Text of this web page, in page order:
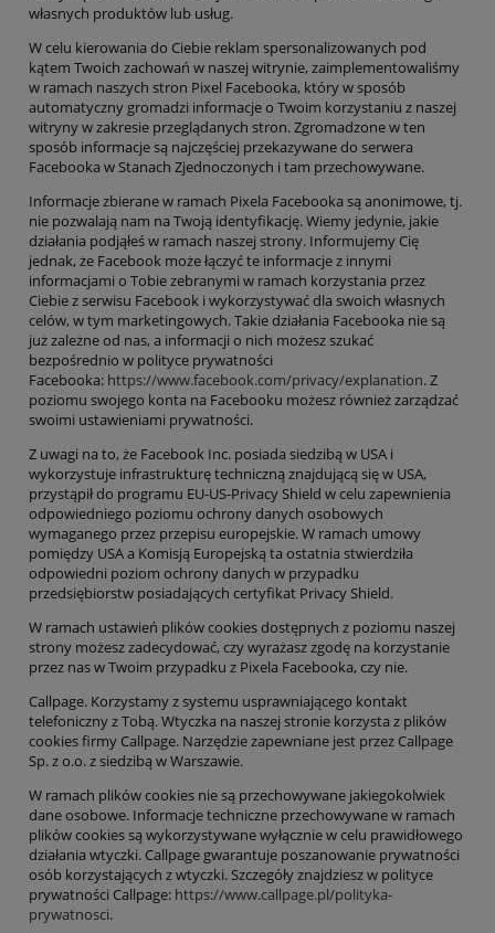
własnych produktów lub usług.
W celu kierowania do Ciebie reklam spersonalizowanych pod
kątem Twoich zachowań w naszej witrynie, zaimplementowaliśmy
w ramach naszych stron Pixel Facebooka, który w sposób
automatyczny gromadzi informacje o Twoim korzystaniu z naszej
witryny w zakresie przeglądanych stron. Zgromadzone w ten
sposób informacje są najczęściej przekazywane do serwera
Facebooka w Stanach Zjednoczonych i tam przechowywane.
Informacje zbierane w ramach Pixela Facebooka są anonimowe, tj.
nie pozwalają nam na Twoją identyfikację. Wiemy jedynie, jakie
działania podjąłeś w ramach naszej strony. Informujemy Cię
jednak, że Facebook może łączyć te informacje z innymi
informacjami o Tobie zebranymi w ramach korzystania przez
Ciebie z serwisu Facebook i wykorzystywać dla swoich własnych
celów, w tym marketingowych. Takie działania Facebooka nie są
już zależne od nas, a informacji o nich możesz szukać
bezpośrednio w polityce prywatności
Facebooka: https://www.facebook.com/privacy/explanation. Z
poziomu swojego konta na Facebooku możesz również zarządzać
swoimi ustawieniami prywatności.
Z uwagi na to, że Facebook Inc. posiada siedzibą w USA i
wykorzystuje infrastrukturę techniczną znajdującą się w USA,
przystąpił do programu EU-US-Privacy Shield w celu zapewnienia
odpowiedniego poziomu ochrony danych osobowych
wymaganego przez przepisu europejskie. W ramach umowy
pomiędzy USA a Komisją Europejską ta ostatnia stwierdziła
odpowiedni poziom ochrony danych w przypadku
przedsiębiorstw posiadających certyfikat Privacy Shield.
W ramach ustawień plików cookies dostępnych z poziomu naszej
strony możesz zadecydować, czy wyrażasz zgodę na korzystanie
przez nas w Twoim przypadku z Pixela Facebooka, czy nie.
Callpage. Korzystamy z systemu usprawniającego kontakt
telefoniczny z Tobą. Wtyczka na naszej stronie korzysta z plików
cookies firmy Callpage. Narzędzie zapewniane jest przez Callpage
Sp. z o.o. z siedzibą w Warszawie.
W ramach plików cookies nie są przechowywane jakiegokolwiek
dane osobowe. Informacje techniczne przechowywane w ramach
plików cookies są wykorzystywane wyłącznie w celu prawidłowego
działania wtyczki. Callpage gwarantuje poszanowanie prywatności
osób korzystających z wtyczki. Szczegóły znajdziesz w polityce
prywatności Callpage: https://www.callpage.pl/polityka-
prywatnosci.